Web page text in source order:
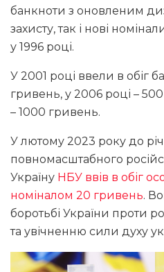
банкноти з оновленим
захисту, так і нові
у 1996 році.
У 2001 році ввели в обіг
гривень, у 2006 році –
– 1000 гривень.
У лютому 2023 року до
повномасштабного
Україну НБУ ввів в обіг
номіналом 20 гривень.
боротьбі України проти
та увічненню сили духу